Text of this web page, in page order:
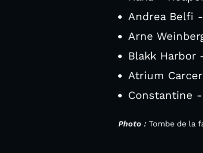
Andrea Belfi
Arne
Blakk Harbor
Atrium
Constantine -
Photo : Tombe de la